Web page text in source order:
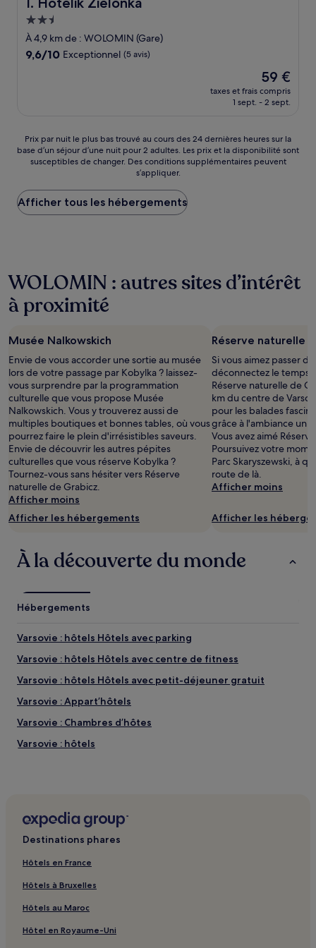
Hébergement
2.5 étoiles
À 4,9 km de : WOLOMIN (Gare)
9.6
9,6/10 Exceptionnel (5 avis)
Le
nouveau
prix
59 €
59 €
taxes et frais compris
1 sept. - 2 sept.
Prix
par
nuit
plus
bas
trouvé
heures
sur
la
base
séjour
d’une
nuit
pour
2 adultes.
Les
prix
et
la
disponibilité
sont
susceptibles
de
changer.
Des
peuvent
s’appliquer.
Prix par nuit le plus bas trouvé au cours des 24 dernières heures sur la
base d’un séjour d’une nuit pour 2 adultes. Les prix et la disponibilité sont
susceptibles de changer. Des conditions supplémentaires peuvent
s’appliquer.
Afficher tous les hébergements
WOLOMIN : autres sites d’intérêt
à proximité
Musée Nalkowskich
Envie de vous accorder une sortie au musée
lors de votre passage par Kobylka ? laissez-
vous surprendre par la programmation
culturelle que vous propose Musée
Nalkowskich. Vous y trouverez aussi de
multiples boutiques et bonnes tables, où vous
pourrez faire le plein d'irrésistibles saveurs.
Envie de découvrir les autres pépites
culturelles que vous réserve Kobylka ?
Tournez-vous sans hésiter vers Réserve
naturelle de Grabicz.
Afficher moins
Afficher les hébergements
Réserve naturelle
Si vous aimez passer
déconnectez le temps
Réserve naturelle de
km du centre de
pour les balades
grâce à l'ambiance
Vous avez aimé
Poursuivez votre
Parc Skaryszewski, à
route de là.
Afficher moins
Afficher les
À la découverte du monde
Hébergements
Varsovie : hôtels Hôtels avec parking
Varsovie : hôtels Hôtels avec centre de fitness
Varsovie : hôtels Hôtels avec petit-déjeuner gratuit
Varsovie : Appart’hôtels
Varsovie : Chambres d’hôtes
Varsovie : hôtels
Musée de l'Indépendance : hôtels à proximité
Théâtre polonais de Varsovie : hôtels à proximité
Galeria Art : hôtels à proximité
Plage fluviale au bord de la Vistule : Hôtels avec parking à
proximité
Centre de Bureaux et de Conférences : hôtels à proximité
Destinations phares
Hôtels en France
Hôtels à Bruxelles
Hôtels au Maroc
Hôtel en Royaume-Uni